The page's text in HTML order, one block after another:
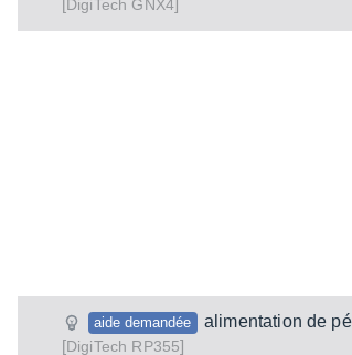
DigiTech GNX4
aide demandée
alimentation de
[DigiTech RP355]